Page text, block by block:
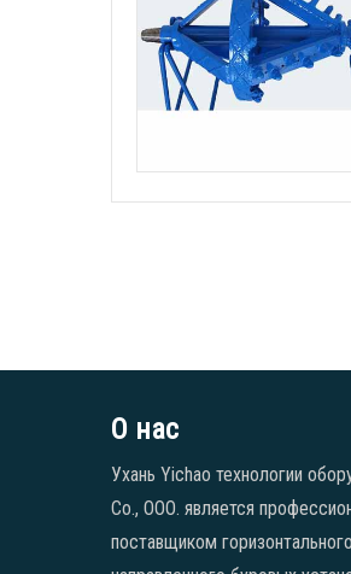
О нас
Ухань Yichao технологии
Co., ООО. является
поставщиком горизонтального